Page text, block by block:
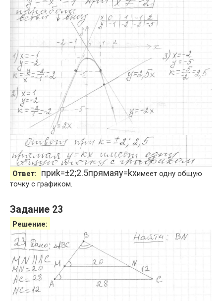
Ответ: приk=±2;2.5прямаяy=kxимеет одну общую
точку с графиком.
Задание 23
Решение: